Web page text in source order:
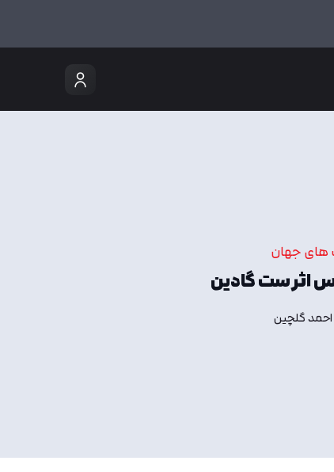
های جهان
اثر ست گادین
احمد گلچین